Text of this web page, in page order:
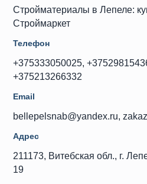
Стройматериалы в Лепеле:
Строймаркет
Телефон
+375333050025,
+375213266332
Email
bellepelsnab@yandex.ru,
Адрес
211173, Витебская обл., г.
19